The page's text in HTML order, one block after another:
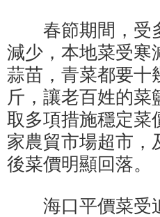
春節期間，受多
減少，本地菜受寒
蒜苗，青菜都要十
斤，讓老百姓的
取多項措施穩定菜
家農貿市場超市，
後菜價明顯回落。
海口平價菜受